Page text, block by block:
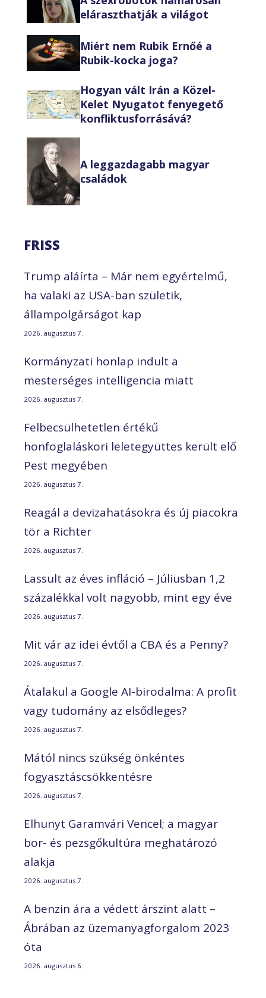
eláraszthatják a világot
Miért nem Rubik Ernőé a
Rubik-kocka joga?
Hogyan vált Irán a Közel-
Kelet Nyugatot fenyegető
konfliktusforrásává?
A leggazdagabb magyar
családok
FRISS
Trump aláírta – Már nem egyértelmű,
ha valaki az USA-ban születik,
állampolgárságot kap
2026. augusztus 7.
Kormányzati honlap indult a
mesterséges intelligencia miatt
2026. augusztus 7.
Felbecsülhetetlen értékű
honfoglaláskori leletegyüttes került elő
Pest megyében
2026. augusztus 7.
Reagál a devizahatásokra és új piacokra
tör a Richter
2026. augusztus 7.
Lassult az éves infláció – Júliusban 1,2
százalékkal volt nagyobb, mint egy éve
2026. augusztus 7.
Mit vár az idei évtől a CBA és a Penny?
2026. augusztus 7.
Átalakul a Google AI-birodalma: A profit
vagy tudomány az elsődleges?
2026. augusztus 7.
Mától nincs szükség önkéntes
fogyasztáscsökkentésre
2026. augusztus 7.
Elhunyt Garamvári Vencel; a magyar
bor- és pezsgőkultúra meghatározó
alakja
2026. augusztus 7.
A benzin ára a védett árszint alatt –
Ábrában az üzemanyagforgalom 2023
óta
2026. augusztus 6.